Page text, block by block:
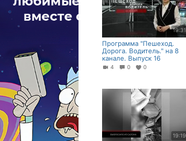
19:31
Программа "Пешеход.
Дорога. Водитель." на 8
канале. Выпуск 16
4 0 0
19:19